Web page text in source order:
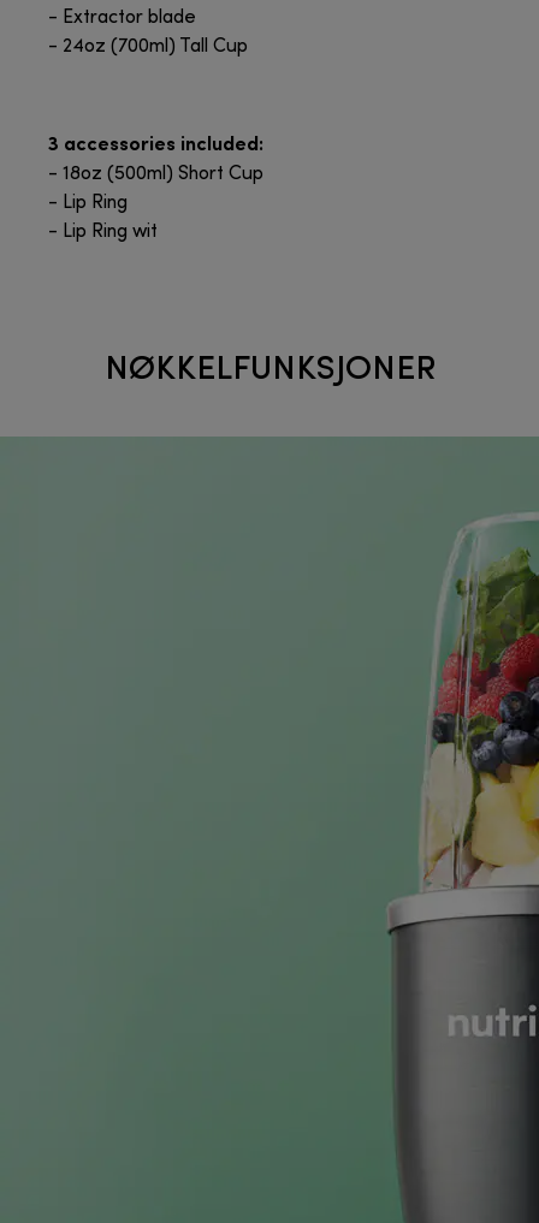
- Extractor blade
- 24oz (700ml) Tall Cup
3 accessories included:
- 18oz (500ml) Short Cup
- Lip Ring
- Lip Ring wit
NØKKELFUNKSJONER